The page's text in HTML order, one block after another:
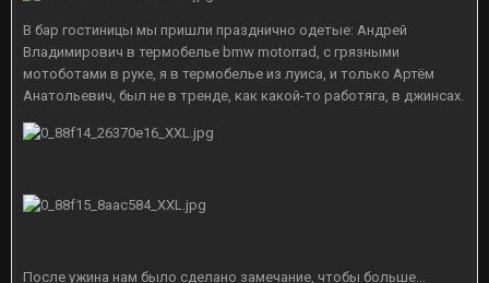
В бар гостиницы мы пришли празднично одетые: Андрей
Владимирович в термобелье bmw motorrad, с грязными
мотоботами в руке, я в термобелье из луиса, и только Артём
Анатольевич, был не в тренде, как какой-то работяга, в джинсах.
После ужина нам было сделано замечание, чтобы больше…